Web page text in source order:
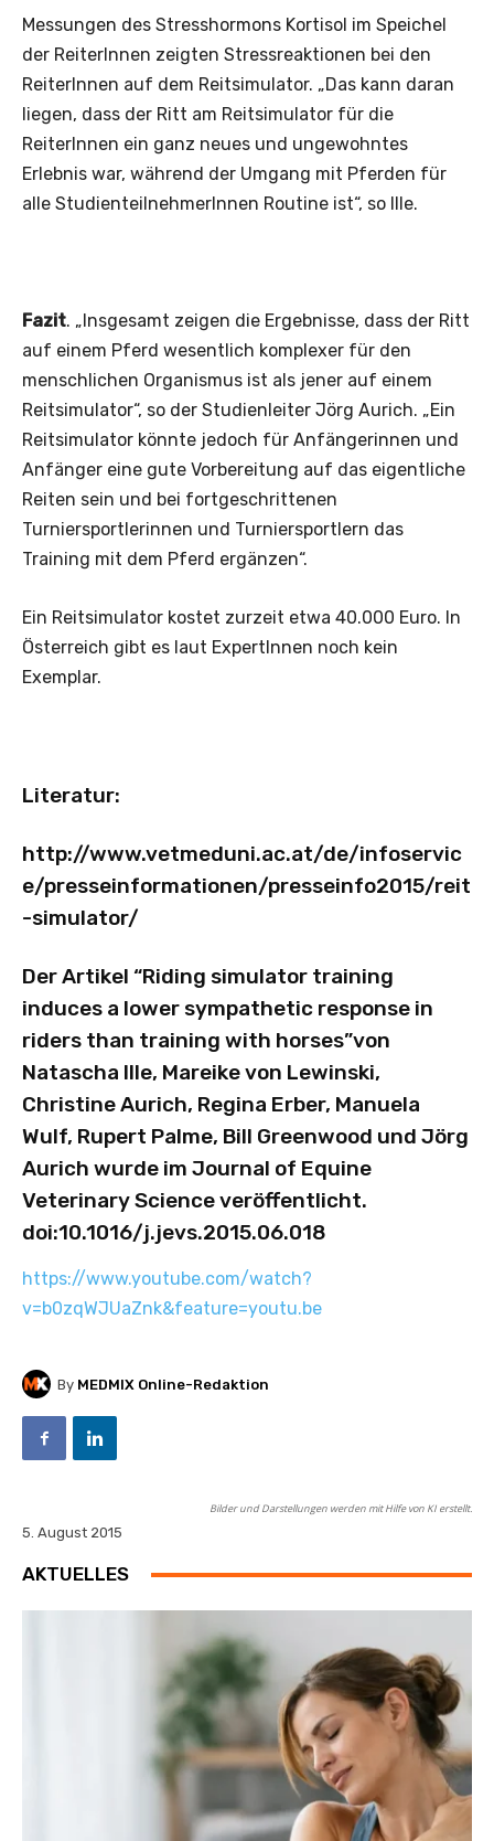
Messungen des Stresshormons Kortisol im Speichel
der ReiterInnen zeigten Stressreaktionen bei den
ReiterInnen auf dem Reitsimulator. „Das kann daran
liegen, dass der Ritt am Reitsimulator für die
ReiterInnen ein ganz neues und ungewohntes
Erlebnis war, während der Umgang mit Pferden für
alle StudienteilnehmerInnen Routine ist“, so Ille.
Fazit. „Insgesamt zeigen die Ergebnisse, dass der Ritt
auf einem Pferd wesentlich komplexer für den
menschlichen Organismus ist als jener auf einem
Reitsimulator“, so der Studienleiter Jörg Aurich. „Ein
Reitsimulator könnte jedoch für Anfängerinnen und
Anfänger eine gute Vorbereitung auf das eigentliche
Reiten sein und bei fortgeschrittenen
Turniersportlerinnen und Turniersportlern das
Training mit dem Pferd ergänzen“.
Ein Reitsimulator kostet zurzeit etwa 40.000 Euro. In
Österreich gibt es laut ExpertInnen noch kein
Exemplar.
Literatur:
http://www.vetmeduni.ac.at/de/infoservic
e/presseinformationen/presseinfo2015/reit
-simulator/
Der Artikel “Riding simulator training
induces a lower sympathetic response in
riders than training with horses”von
Natascha Ille, Mareike von Lewinski,
Christine Aurich, Regina Erber, Manuela
Wulf, Rupert Palme, Bill Greenwood und Jörg
Aurich wurde im Journal of Equine
Veterinary Science veröffentlicht.
doi:10.1016/j.jevs.2015.06.018
https://www.youtube.com/watch?
v=b0zqWJUaZnk&feature=youtu.be
By MEDMIX Online-Redaktion
Bilder und Darstellungen werden mit Hilfe von KI erstellt.
5. August 2015
AKTUELLES